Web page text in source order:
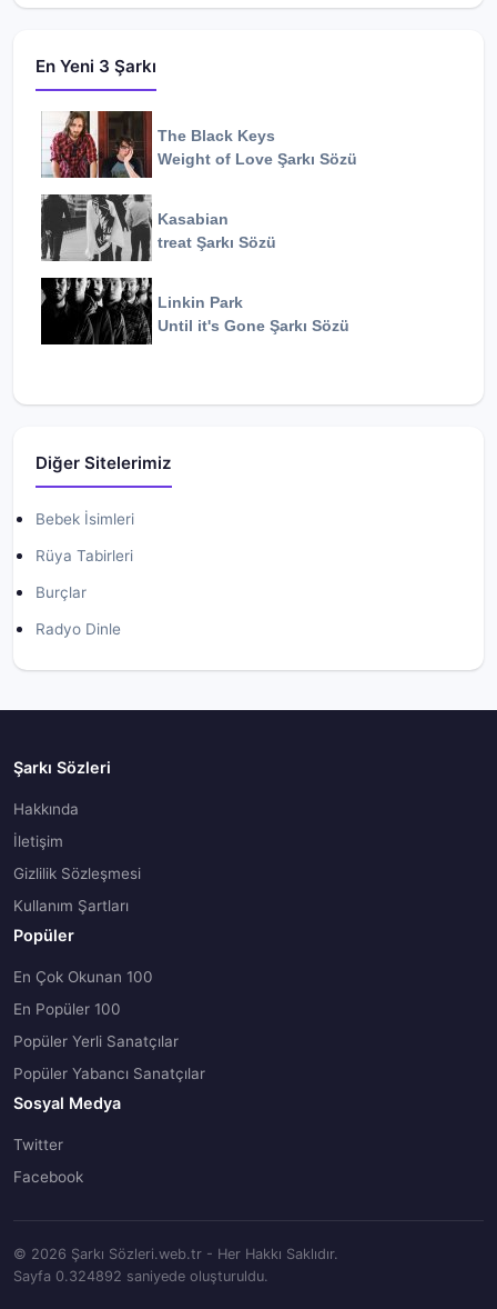
En Yeni 3 Şarkı
The Black Keys
Weight of Love Şarkı Sözü
Kasabian
treat Şarkı Sözü
Linkin Park
Until it's Gone Şarkı Sözü
Diğer Sitelerimiz
Bebek İsimleri
Rüya Tabirleri
Burçlar
Radyo Dinle
Şarkı Sözleri
Hakkında
İletişim
Gizlilik Sözleşmesi
Kullanım Şartları
Popüler
En Çok Okunan 100
En Popüler 100
Popüler Yerli Sanatçılar
Popüler Yabancı Sanatçılar
Sosyal Medya
Twitter
Facebook
© 2026 Şarkı Sözleri.web.tr - Her Hakkı Saklıdır.
Sayfa 0.324892 saniyede oluşturuldu.